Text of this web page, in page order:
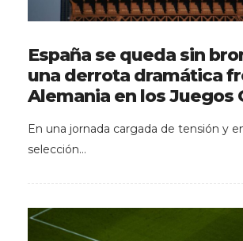
España se queda sin
una derrota dramática
Alemania en los Juegos
En una jornada cargada de tensión y
selección…